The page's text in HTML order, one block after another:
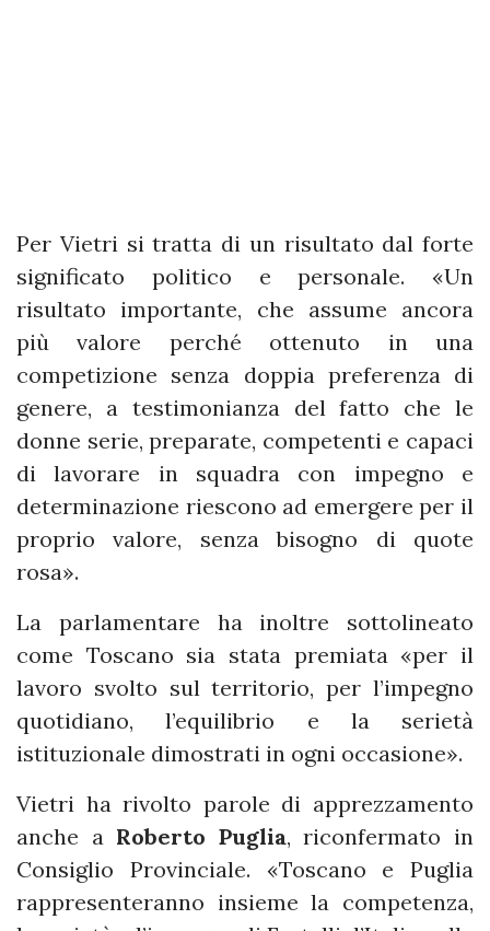
Per Vietri si tratta di un risultato dal forte
significato politico e personale. «Un
risultato importante, che assume ancora
più valore perché ottenuto in una
competizione senza doppia preferenza di
genere, a testimonianza del fatto che le
donne serie, preparate, competenti e capaci
di lavorare in squadra con impegno e
determinazione riescono ad emergere per il
proprio valore, senza bisogno di quote
rosa».
La parlamentare ha inoltre sottolineato
come Toscano sia stata premiata «per il
lavoro svolto sul territorio, per l’impegno
quotidiano, l’equilibrio e la serietà
istituzionale dimostrati in ogni occasione».
Vietri ha rivolto parole di apprezzamento
anche a Roberto Puglia, riconfermato in
Consiglio Provinciale. «Toscano e Puglia
rappresenteranno insieme la competenza,